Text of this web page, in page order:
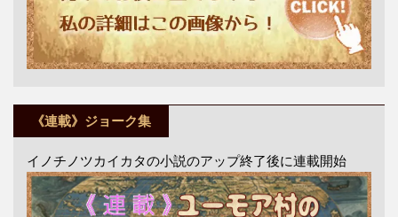
《連載》ジョーク集
イノチノツカイカタの小説のアップ終了後に連載開始